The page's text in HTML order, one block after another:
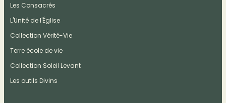
Les Consacrés
L'Unité de l'Église
Collection Vérité-Vie
Terre école de vie
Collection Soleil Levant
Les outils Divins